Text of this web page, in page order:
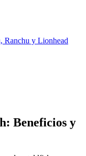
Ranchu y Lionhead
Beneficios y